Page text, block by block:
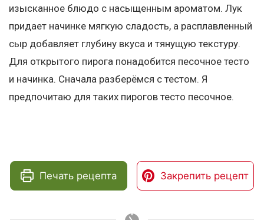
изысканное блюдо с насыщенным ароматом. Лук
придает начинке мягкую сладость, а расплавленный
сыр добавляет глубину вкуса и тянущую текстуру.
Для открытого пирога понадобится песочное тесто
и начинка. Сначала разберёмся с тестом. Я
предпочитаю для таких пирогов тесто песочное.
Печать рецепта Закрепить рецепт